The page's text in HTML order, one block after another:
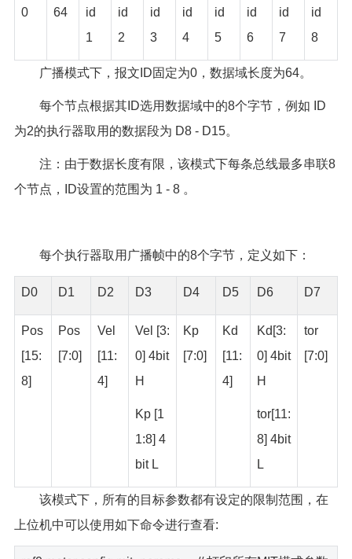
0 64
id
1
id
2
id
3
id
4
id
5
id
6
id
7
id
8
广播模式下，报文ID固定为0，数据域长度为64。
每个节点根据其ID选用数据域中的8个字节，例如 ID
为2的执行器取用的数据段为 D8 - D15。
注：由于数据长度有限，该模式下每条总线最多串联8
个节点，ID设置的范围为 1 - 8 。
每个执行器取用广播帧中的8个字节，定义如下：
D0 D1 D2 D3 D4 D5 D6 D7
Pos
[15:
8]
Pos
[7:0]
Vel
[11:
4]
Vel [3:
0] 4bit
H
Kp [1
1:8] 4
bit L
Kp
[7:0]
Kd
[11:
4]
Kd[3:
0] 4bit
H
tor[11:
8] 4bit
L
tor
[7:0]
该模式下，所有的目标参数都有设定的限制范围，在
上位机中可以使用如下命令进行查看: